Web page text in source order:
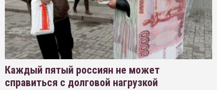
Каждый пятый россиян не может
справиться с долговой нагрузкой